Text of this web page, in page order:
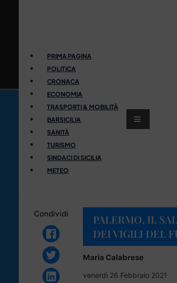
PRIMA PAGINA
POLITICA
CRONACA
ECONOMIA
TRASPORTI & MOBILITÀ
BARSICILIA
SANITÀ
TURISMO
SINDACI DI SICILIA
METEO
Condividi
PALERMO, IL
DEI VIGILI DEL
Maria Calabrese
venerdì 26 Febbraio 2021